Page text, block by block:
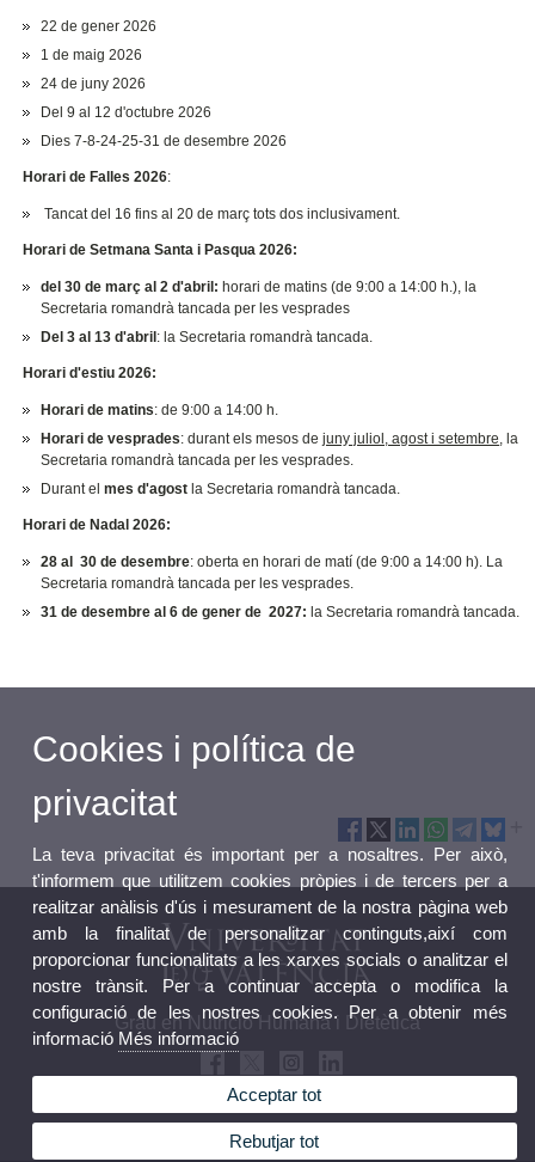
22 de gener 2026
1 de maig 2026
24 de juny 2026
Del 9 al 12 d'octubre 2026
Dies 7-8-24-25-31 de desembre 2026
Horari de Falles 2026:
Tancat del 16 fins al 20 de març tots dos inclusivament.
Horari de Setmana Santa i Pasqua 2026:
del 30 de març al 2 d'abril: horari de matins (de 9:00 a 14:00 h.), la
Secretaria romandrà tancada per les vesprades
Del 3 al 13 d'abril : la Secretaria romandrà tancada.
Horari d'estiu 2026:
Horari de matins: de 9:00 a 14:00 h.
Horari de vesprades: durant els mesos dejuny juliol, agost i setembre, la
Secretaria romandrà tancada per les vesprades.
Durant elmes d'agost la Secretaria romandrà tancada.
Horari de Nadal 2026:
28 al 30 de desembre: oberta en horari de matí (de 9:00 a 14:00 h). La
Secretaria romandrà tancada per les vesprades.
31 de desembre al 6 de gener de 2027: la Secretaria romandrà tancada.
Grau en Nutrició Humana i Dietètica
Cookies i política de
privacitat
La teva privacitat és important per a nosaltres. Per això,
t'informem que utilitzem cookies pròpies i de tercers per a
realitzar anàlisis d'ús i mesurament de la nostra pàgina web
amb la finalitat de personalitzar continguts,així com
proporcionar funcionalitats a les xarxes socials o analitzar el
nostre trànsit. Per a continuar accepta o modifica la
configuració de les nostres cookies. Per a obtenir més
informació Més informació
Acceptar tot
Rebutjar tot